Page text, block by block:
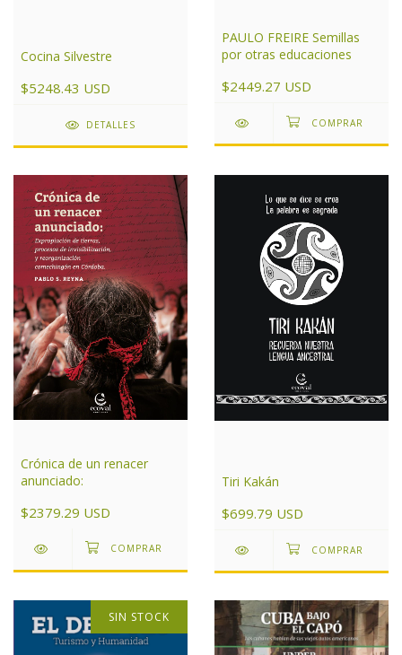
Cocina Silvestre
$5248.43 USD
DETALLES
PAULO FREIRE Semillas
por otras educaciones
$2449.27 USD
Crónica de un renacer
anunciado:
$2379.29 USD
Tiri Kakán
$699.79 USD
SIN STOCK